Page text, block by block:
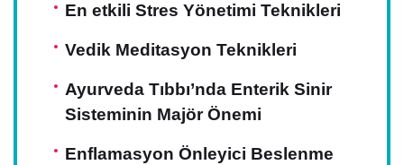
En etkili Stres Yönetimi Teknikleri
Vedik Meditasyon Teknikleri
Ayurveda Tıbbı’nda Enterik Sinir
Sisteminin Majör Önemi
Enflamasyon Önleyici Beslenme